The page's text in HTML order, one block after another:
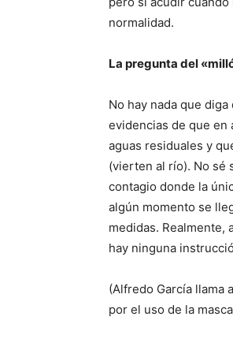
normalidad.
La pregunta del
No hay nada que
evidencias de que en
aguas residuales y
(vierten al río). No sé
contagio donde la
algún momento se
medidas. Realmente,
hay ninguna
(Alfredo García llama
por el uso de la